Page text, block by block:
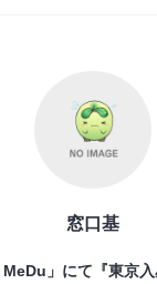
窓口基
」にて『東京